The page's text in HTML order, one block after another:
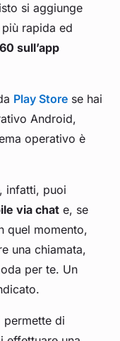
si aggiunge
rapida ed
sull’app
Play Store se hai
Android,
operativo è
infatti, puoi
via chat e, se
quel momento,
una chiamata,
per te. Un
permette di